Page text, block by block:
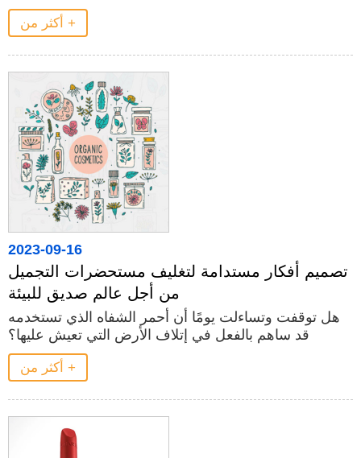
أكثر من +
2023-09-16
تصميم أفكار مستدامة لتغليف مستحضرات التجميل
من أجل عالم صديق للبيئة
هل توقفت وتساءلت يومًا أن أحمر الشفاه الذي تستخدمه
قد ساهم بالفعل في إتلاف الأرض التي تعيش عليها؟
أكثر من +